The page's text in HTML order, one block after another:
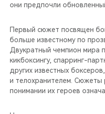
они предпочли
Первый сюжет посвящен
больше известному по
Двукратный чемпион мира
кикбоксингу, спарринг-
других известных
и телохранителем. Сюжеты
понимании их героев